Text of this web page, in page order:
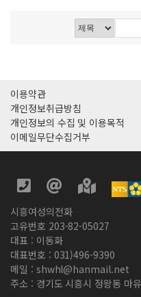
이용약관
개인정보취급방침
개인정보의 수집 및 이용목적
이메일무단수집거부
시흥여성의전화
고유번호 203-82-05027
대표 : 이동화
대표번호 : 031)496-9390
메일 : shwhl@hanmail.net
주소 : 경기도 시흥시 정왕동 마